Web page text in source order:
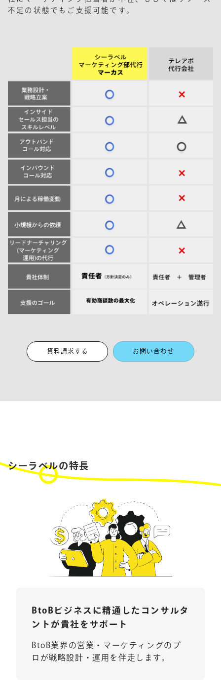
不足の状態でもご支援可能です。
資料請求する お問い合わせ
シーラベルの特長
BtoBビジネスに精通した コンサルタ
ントが貴社をサポート
BtoB業界の営業・マーケティングのプ
ロが戦略設計・運用を伴走します。